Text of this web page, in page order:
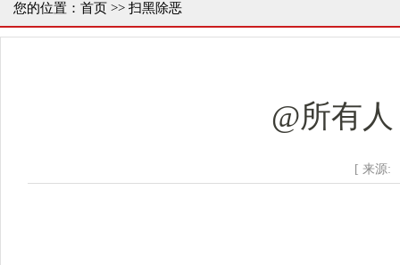
您的位置： 首页 >> 扫黑除恶
@所有
[ 来源: